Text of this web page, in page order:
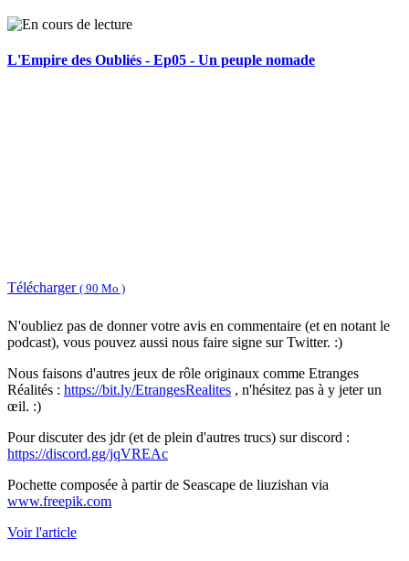
L'Empire des Oubliés - Ep05 - Un peuple nomade
Télécharger ( 90 Mo )
N'oubliez pas de donner votre avis en commentaire (et en notant le
podcast), vous pouvez aussi nous faire signe sur Twitter. :)
Nous faisons d'autres jeux de rôle originaux comme Etranges
Réalités : https://bit.ly/EtrangesRealites , n'hésitez pas à y jeter un
œil. :)
Pour discuter des jdr (et de plein d'autres trucs) sur discord :
https://discord.gg/jqVREAc
Pochette composée à partir de Seascape de liuzishan via
www.freepik.com
Voir l'article